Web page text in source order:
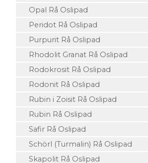
Opal Rå Oslipad
Peridot Rå Oslipad
Purpurit Rå Oslipad
Rhodolit Granat Rå Oslipad
Rodokrosit Rå Oslipad
Rodonit Rå Oslipad
Rubin i Zoisit Rå Oslipad
Rubin Rå Oslipad
Safir Rå Oslipad
Schörl (Turmalin) Rå Oslipad
Skapolit Rå Oslipad